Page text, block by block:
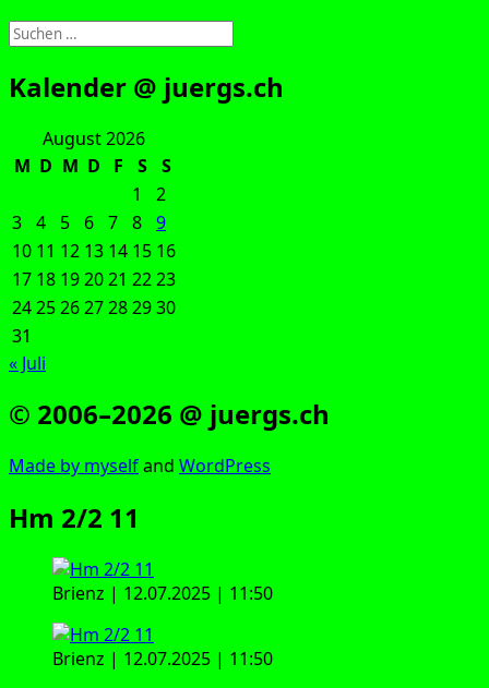
Suchen
nach:
Kalender @ juergs.ch
August 2026
M D M D F S
S
1
2
3 4 5 6 7 8 9
10 11 12 13 14 15 16
17 18 192021 2223
24252627282930
31
« Juli
© 2006–2026 @ juergs.ch
Made by mys­elfand Word­Press
Hm 2/2 11
Bri­enz | 12.07.2025 | 11:50
Bri­enz | 12.07.2025 | 11:50